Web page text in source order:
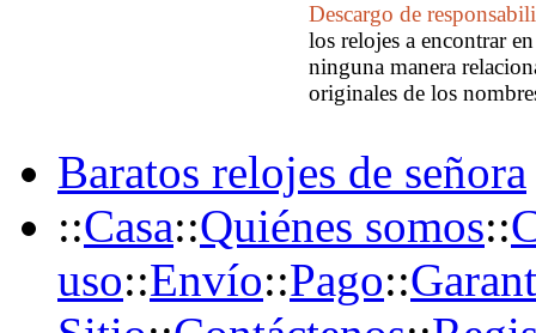
Descargo de
los relojes a encontrar
ninguna manera
originales de los
Baratos relojes de señora
::Casa::Quiénes somos::
uso::Envío::Pago::